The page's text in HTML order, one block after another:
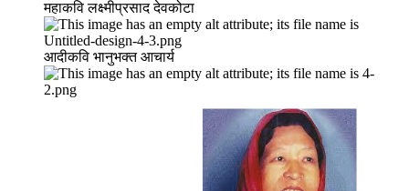
महाकवि लक्ष्मीप्रसाद देवकोटा
आदीकवि भानुभक्त आचार्य